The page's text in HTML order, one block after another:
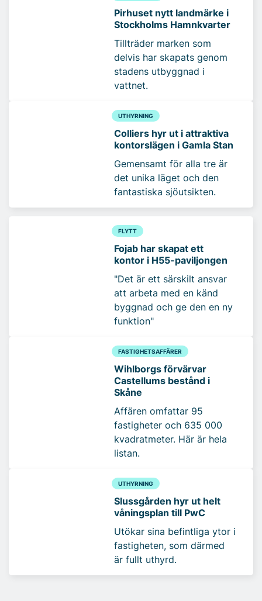
Pirhuset nytt landmärke i
Stockholms Hamnkvarter
Tillträder marken som
delvis har skapats genom
stadens utbyggnad i
vattnet.
UTHYRNING
Colliers hyr ut i attraktiva
kontorslägen i Gamla Stan
Gemensamt för alla tre är
det unika läget och den
fantastiska sjöutsikten.
FLYTT
Fojab har skapat ett
kontor i H55-paviljongen
"Det är ett särskilt ansvar
att arbeta med en känd
byggnad och ge den en ny
funktion"
FASTIGHETSAFFÄRER
Wihlborgs förvärvar
Castellums bestånd i
Skåne
Affären omfattar 95
fastigheter och 635 000
kvadratmeter. Här är hela
listan.
UTHYRNING
Slussgården hyr ut helt
våningsplan till PwC
Utökar sina befintliga ytor i
fastigheten, som därmed
är fullt uthyrd.